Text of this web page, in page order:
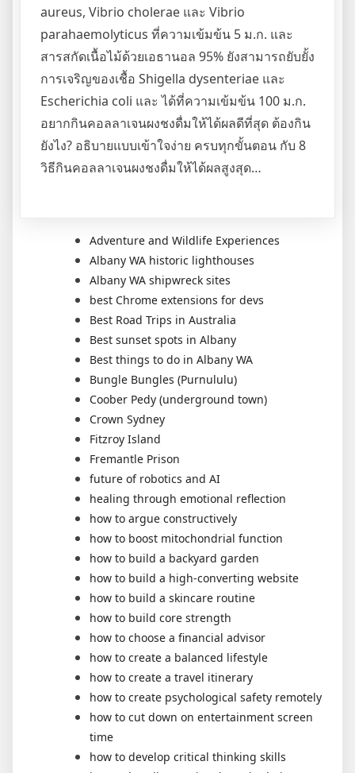
aureus, Vibrio cholerae และ Vibrio
parahaemolyticus ที่ความเข้มข้น 5 ม.ก. และ
สารสกัดเนื้อไม้ด้วยเอธานอล 95% ยังสามารถยับยั้ง
การเจริญของเชื้อ Shigella dysenteriae และ
Escherichia coli และ ได้ที่ความเข้มข้น 100 ม.ก.
อยากกินคอลลาเจนผงชงดื่มให้ได้ผลดีที่สุด ต้องกิน
ยังไง? อธิบายแบบเข้าใจง่าย ครบทุกขั้นตอน กับ 8
วิธีกินคอลลาเจนผงชงดื่มให้ได้ผลสูงสุด…
Adventure and Wildlife Experiences
Albany WA historic lighthouses
Albany WA shipwreck sites
best Chrome extensions for devs
Best Road Trips in Australia
Best sunset spots in Albany
Best things to do in Albany WA
Bungle Bungles (Purnululu)
Coober Pedy (underground town)
Crown Sydney
Fitzroy Island
Fremantle Prison
future of robotics and AI
healing through emotional reflection
how to argue constructively
how to boost mitochondrial function
how to build a backyard garden
how to build a high-converting website
how to build a skincare routine
how to build core strength
how to choose a financial advisor
how to create a balanced lifestyle
how to create a travel itinerary
how to create psychological safety remotely
how to cut down on entertainment screen
time
how to develop critical thinking skills